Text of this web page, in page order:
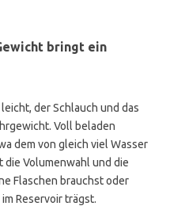
bringt ein
der Schlauch und das
Voll beladen
dem von gleich viel Wasser
die Volumenwahl und die
Flaschen brauchst oder
Reservoir trägst.